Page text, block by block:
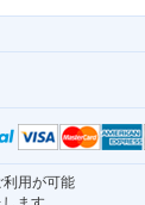
用が可能